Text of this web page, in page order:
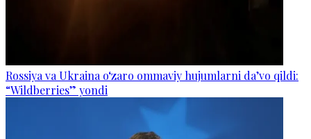
Rossiya va Ukraina o‘zaro ommaviy hujumlarni da’vo qildi:
“Wildberries” yondi